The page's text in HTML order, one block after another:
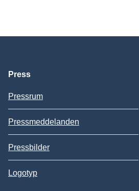
Press
Pressrum
Pressmeddelanden
Pressbilder
Logotyp